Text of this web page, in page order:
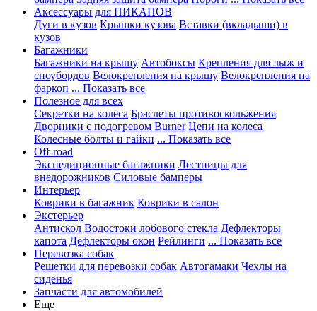
Аксессуары для ПИКАПОВ
Дуги в кузов Крышки кузова Вставки (вкладыши) в
кузов
Багажники
Багажники на крышу Автобоксы Крепления для лыж и
сноубордов Велокрепления на крышу Велокрепления на
фаркоп ... Показать все
Полезное для всех
Секретки на колеса Браслеты противоскольжения
Дворники с подогревом Burner Цепи на колеса
Колесные болты и гайки ... Показать все
Off-road
Экспедиционные багажники Лестницы для
внедорожников Силовые бамперы
Интерьер
Коврики в багажник Коврики в салон
Экстерьер
Антискол Водостоки лобового стекла Дефлекторы
капота Дефлекторы окон Рейлинги ... Показать все
Перевозка собак
Решетки для перевозки собак Автогамаки Чехлы на
сиденья
Запчасти для автомобилей
Еще